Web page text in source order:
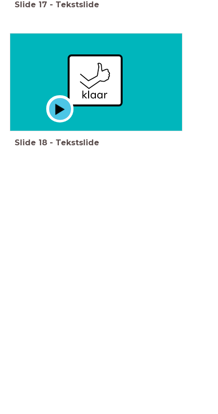
Slide 17 - Tekstslide
Slide 18 - Tekstslide